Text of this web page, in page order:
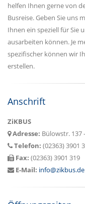
helfen Ihnen gerne von
Busreise. Geben Sie uns
Ihnen ein speziell für Sie
ausarbeiten können. Je
spezifischer können wir
erstellen.
Anschrift
ZiKBUS
Adresse: Bülowstr. 137
Telefon: (02363) 3901
Fax: (02363) 3901 319
E-Mail: info@zikbus.de